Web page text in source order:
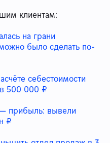
клиентам:
на грани
было сделать по-
себестоимости
500 000 ₽
прибыль: вывели
₽